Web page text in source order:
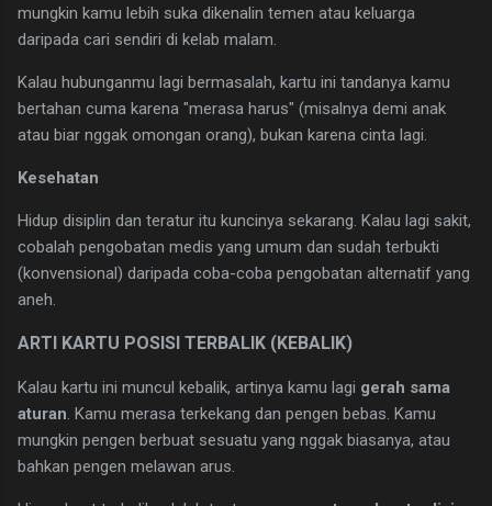
mungkin kamu lebih suka dikenalin temen atau keluarga
daripada cari sendiri di kelab malam.
​Kalau hubunganmu lagi bermasalah, kartu ini tandanya kamu
bertahan cuma karena "merasa harus" (misalnya demi anak
atau biar nggak omongan orang), bukan karena cinta lagi.
Kesehatan
​Hidup disiplin dan teratur itu kuncinya sekarang. Kalau lagi sakit,
cobalah pengobatan medis yang umum dan sudah terbukti
(konvensional) daripada coba-coba pengobatan alternatif yang
aneh.
​ARTI KARTU POSISI TERBALIK (KEBALIK)
​Kalau kartu ini muncul kebalik, artinya kamu lagi gerah sama
aturan. Kamu merasa terkekang dan pengen bebas. Kamu
mungkin pengen berbuat sesuatu yang nggak biasanya, atau
bahkan pengen melawan arus.